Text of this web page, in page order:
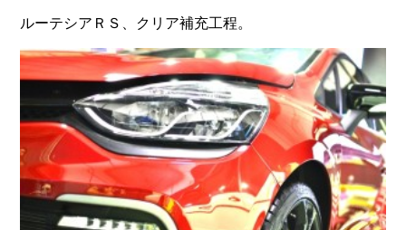
ルーテシアＲＳ、クリア補充工程。